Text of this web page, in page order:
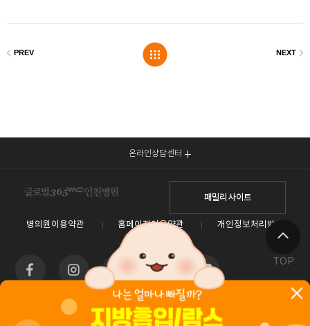
TOP
온라인상담센터
패밀리 사이트
병의원이용약관 홈페이지이용약관 개인정보처리방침
인천광역시 남동구 예술로 138(구월동) 이토타워 4층 글로벌365mc병원